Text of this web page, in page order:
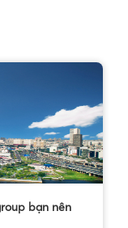
bạn nên